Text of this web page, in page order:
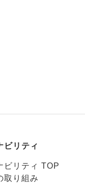
ビリティ
ビリティ TOP
取り組み